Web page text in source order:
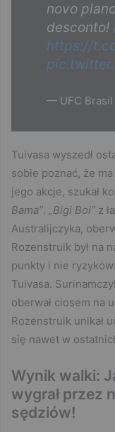
novo
desconto!
https://
— UFC Brasil
Tuivasa wyszedł
sobie poznać, że
jego akcje, szukał
Bama”. „Bigi Boi” z
Australijczyka,
Rozenstruik był na
punkty i nie
Tuivasa.
oberwał ciosem na
Rozenstruik unikał
się nawet w
Wynik walki:
wygrał przez
sędziów!